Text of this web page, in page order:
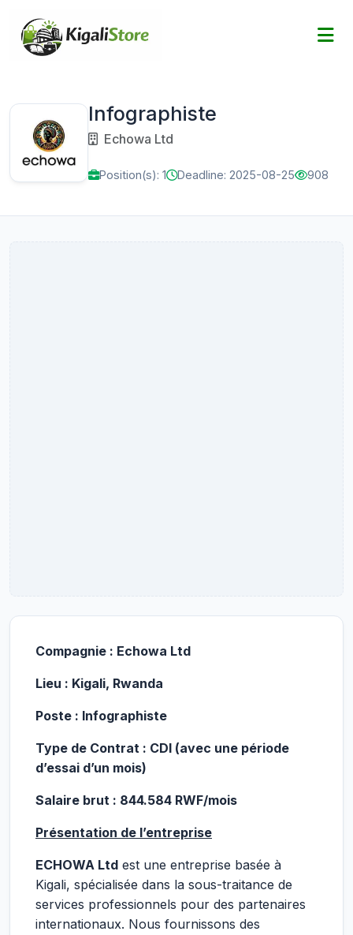
Infographiste
Echowa Ltd
Position(s): 1 Deadline: 2025-08-25 908
Compagnie : Echowa Ltd
Lieu : Kigali, Rwanda
Poste : Infographiste
Type de Contrat : CDI (avec une période
d’essai d’un mois)
Salaire brut : 844.584 RWF/mois
Présentation de l’entreprise
ECHOWA Ltd est une entreprise basée à
Kigali, spécialisée dans la sous-traitance de
services professionnels pour des partenaires
internationaux. Nous fournissons des